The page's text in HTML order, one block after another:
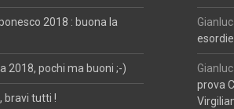
2018 : buona la
2018, pochi ma buoni ;-)
bravi tutti !
prova